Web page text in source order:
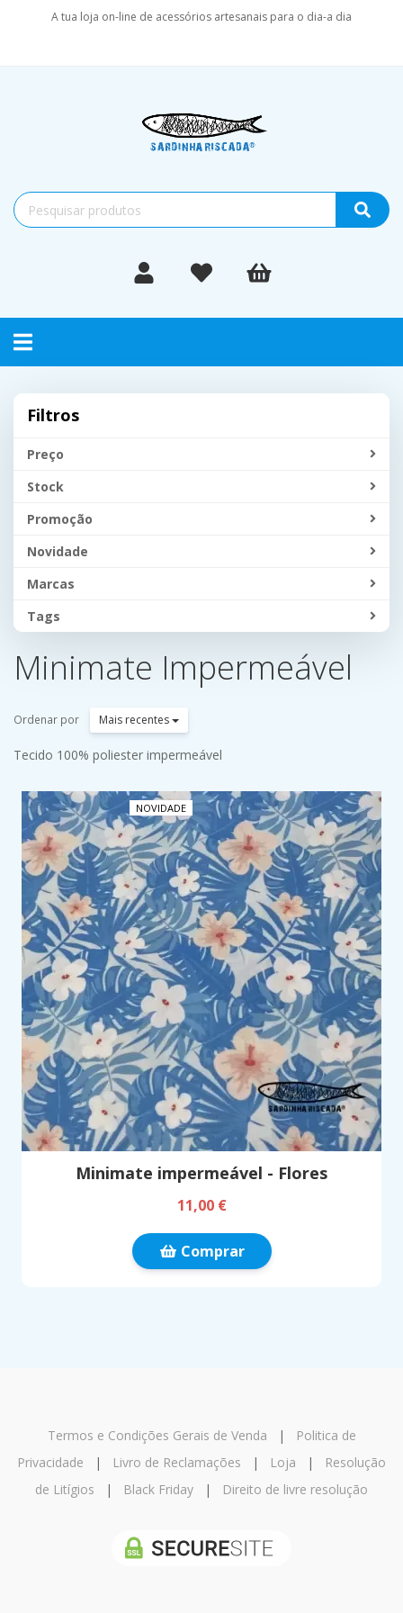
A tua loja on-line de acessórios artesanais para o dia-a dia
Toggle
navigation
Filtros
Preço
Stock
Promoção
Novidade
Marcas
Tags
Minimate Impermeável
Ordenar por Mais recentes
Tecido 100% poliester impermeável
NOVIDADE
Minimate impermeável - Flores
11,00 €
Comprar
Termos e Condições Gerais de Venda |
Politica de
Privacidade | Livro de Reclamações | Loja |
Resolução
de Litígios | Black Friday | Direito de livre resolução